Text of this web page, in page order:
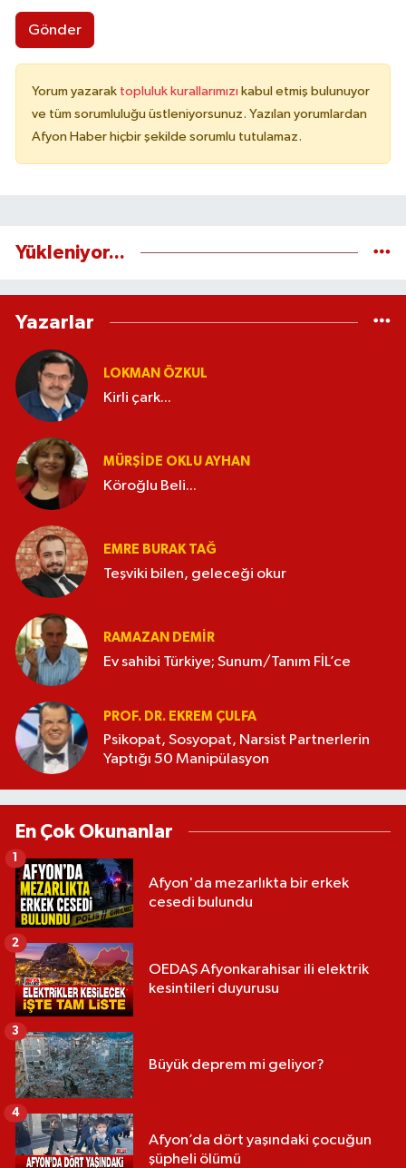
Gönder
Yorum yazarak topluluk kurallarımızı kabul etmiş bulunuyor
ve tüm sorumluluğu üstleniyorsunuz. Yazılan yorumlardan
Afyon Haber hiçbir şekilde sorumlu tutulamaz.
Yükleniyor...
Yazarlar
LOKMAN ÖZKUL
Kirli çark...
MÜRŞIDE OKLU AYHAN
Köroğlu Beli...
EMRE BURAK TAĞ
Teşviki bilen, geleceği okur
RAMAZAN DEMİR
Ev sahibi Türkiye; Sunum/Tanım FİL’ce
PROF. DR. EKREM ÇULFA
Psikopat, Sosyopat, Narsist Partnerlerin
Yaptığı 50 Manipülasyon
En Çok Okunanlar
Afyon'da mezarlıkta bir erkek
cesedi bulundu
1
OEDAŞ Afyonkarahisar ili elektrik
kesintileri duyurusu
2
Büyük deprem mi geliyor?
3
Afyon’da dört yaşındaki çocuğun
şüpheli ölümü
4